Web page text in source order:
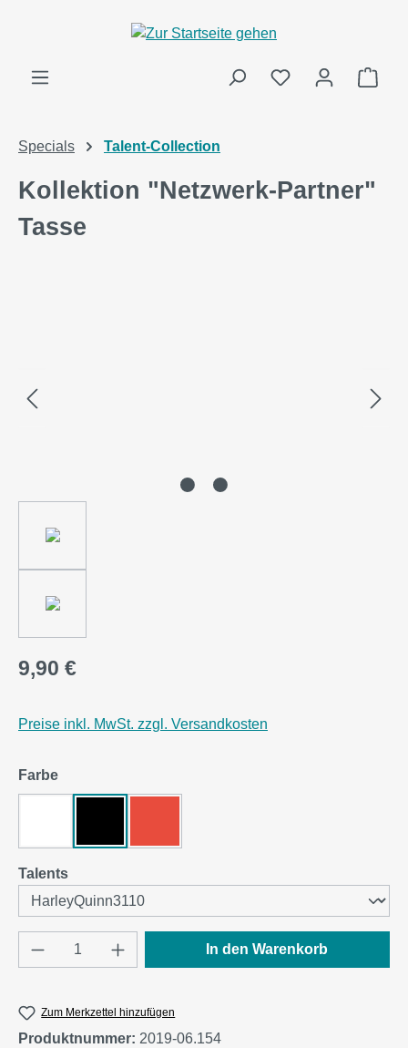
Specials Talent-Collection
Kollektion "Netzwerk-Partner"
Tasse
9,90 €
Preise inkl. MwSt. zzgl. Versandkosten
Farbeauswählen
Talentsauswählen
Produkt Anzahl: Gib den gewünschten
In den Warenkorb
Zum Merkzettel hinzufügen
Produktnummer: 2019-06.154